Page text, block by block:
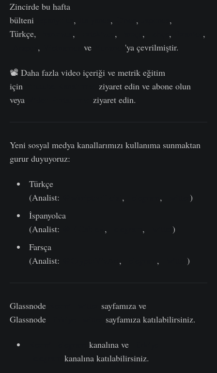
Zincirde bu hafta
bülteni
, , ,
,
Türkçe,
, , , ,
,
, ve 'ya çevrilmiştir.
📽️ Daha fazla video içeriği ve metrik eğitim
için
ziyaret edin ve abone olun
veya
ziyaret edin.
Yeni sosyal medya kanallarımızı kullanıma sunmaktan
gurur duyuyoruz:
Türkçe
(Analist:
, ,
)
İspanyolca
(Analist:
, ,
)
Farsça
(Analist:
, , )
Glassnode
sayfamıza ve
Glassnode
sayfamıza katılabilirsiniz.
kanalına ve
kanalına katılabilirsiniz.